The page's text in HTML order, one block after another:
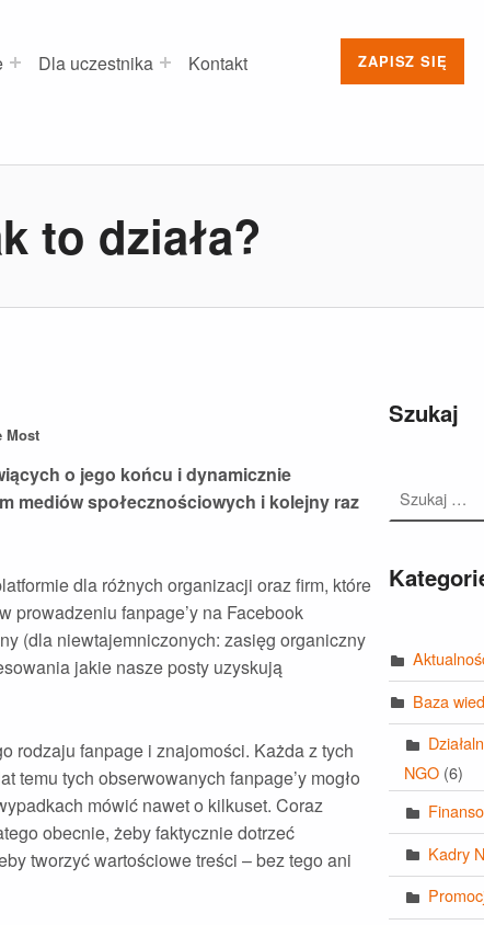
Dla uczestnika Kontakt ZAPISZ SIĘ
to działa?
Most
o jego końcu i dynamicznie
mediów społecznościowych i kolejny raz
dla różnych organizacji oraz firm, które
prowadzeniu fanpage’y na Facebook
(dla niewtajemniczonych: zasięg organiczny
jakie nasze posty uzyskują
rodzaju fanpage i znajomości. Każda z tych
temu tych obserwowanych fanpage’y mogło
mówić nawet o kilkuset. Coraz
obecnie, żeby faktycznie dotrzeć
tworzyć wartościowe treści – bez tego ani
Szukaj
Baza
NGO(6)
Kadry